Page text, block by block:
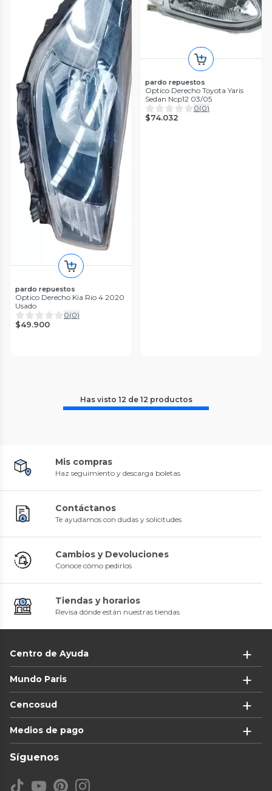
pardo repuestos
Optico Derecho Kia Rio 4 2020
Usado
0(0)
$49.900
pardo repuestos
Optico Derecho Toyota Yaris
Sedan Ncp12 03/05
0(0)
$74.032
Has visto 12 de 12 productos
Mis compras
Haz seguimiento y descarga boletas
Contáctanos
Te ayudamos con dudas y solicitudes
Cambios y Devoluciones
Conoce cómo pedirlos
Tiendas y horarios
Revisa dónde están nuestras tiendas
Centro de Ayuda
Mundo Paris
Cencosud
Medios de pago
Síguenos